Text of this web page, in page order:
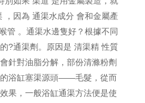
，因為 通渠水成分 會和金屬產
管 。通渠水邊隻好？根據不同
?通渠劑。原因是 清渠精 性質
針對油脂分解，部份清滌粉劑
的浴缸塞渠源頭——毛髮，從而
果，一般浴缸通渠方法便是使